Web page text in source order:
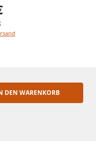
DEN WARENKORB